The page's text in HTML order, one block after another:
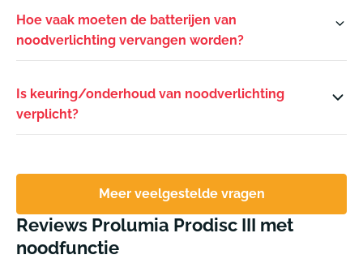
Hoe vaak moeten de batterijen van
noodverlichting vervangen worden?
Is keuring/onderhoud van noodverlichting
verplicht?
Meer veelgestelde vragen
Reviews Prolumia Prodisc III met
noodfunctie